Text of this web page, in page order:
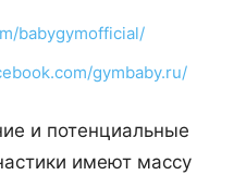
babygymofficial/
gymbaby.ru/
и потенциальные
имеют массу